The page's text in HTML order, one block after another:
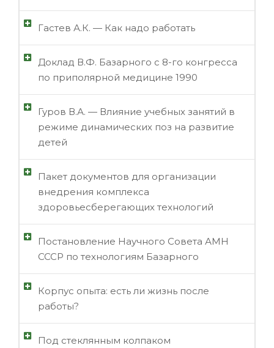
Гастев А.К. — Как надо работать
Доклад В.Ф. Базарного с 8-го конгресса
по приполярной медицине 1990
Гуров В.А. — Влияние учебных занятий в
режиме динамических поз на развитие
детей
Пакет документов для организации
внедрения комплекса
здоровьесберегающих технологий
Постановление Научного Совета АМН
СССР по технологиям Базарного
Корпус опыта: есть ли жизнь после
работы?
Под стеклянным колпаком